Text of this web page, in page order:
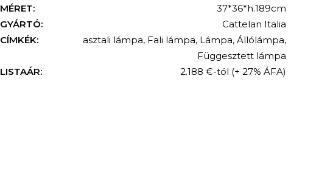
MÉRET:
37*36*h.189cm
GYÁRTÓ:
Cattelan Italia
CÍMKÉK:
asztali lámpa, Fali lámpa, Lámpa,Állólámpa,
Függesztett lámpa
LISTAÁR:
2.188 €-tól (+ 27% ÁFA)